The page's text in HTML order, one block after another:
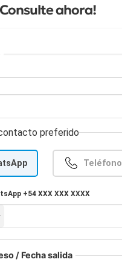
ahora!
preferido
Teléfono
+54 XXX XXX XXXX
/ Fecha salida